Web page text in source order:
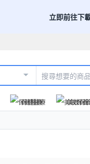
立即前往下
保健醫療 美妝保